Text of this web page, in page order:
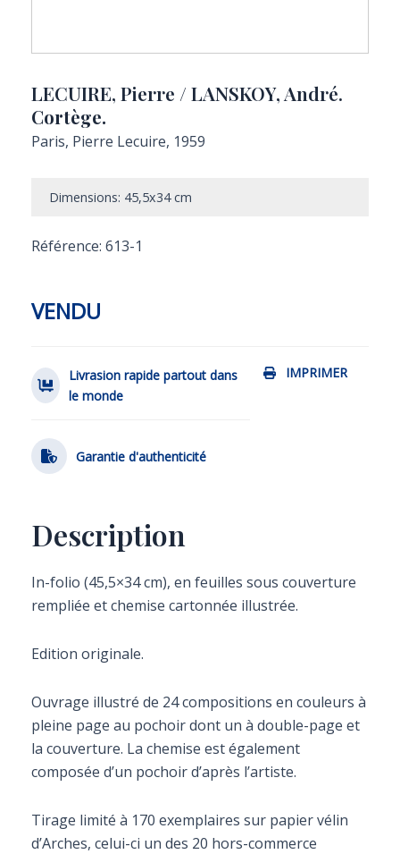
LECUIRE, Pierre / LANSKOY, André.
Cortège.
Paris, Pierre Lecuire, 1959
Dimensions: 45,5x34 cm
Référence: 613-1
VENDU
IMPRIMER
Livrasion rapide partout dans
le monde
Garantie d'authenticité
Description
In-folio (45,5×34 cm), en feuilles sous couverture
rempliée et chemise cartonnée illustrée.
Edition originale.
Ouvrage illustré de 24 compositions en couleurs à
pleine page au pochoir dont un à double-page et
la couverture. La chemise est également
composée d’un pochoir d’après l’artiste.
Tirage limité à 170 exemplaires sur papier vélin
d’Arches, celui-ci un des 20 hors-commerce